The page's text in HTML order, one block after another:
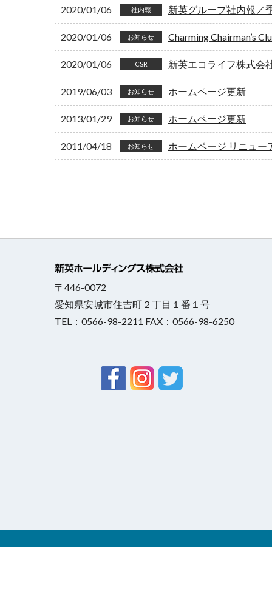
2020/01/06 社内報 新英グループ社内報
2020/01/06 お知らせ Charming Chairman’s
2020/01/06 CSR 新英エコライフ株式
2019/06/03 お知らせ ホームページ更新
2013/01/29 お知らせ ホームページ更新
2011/04/18 お知らせ ホームページ リニュー
〒446-0072
愛知県安城市住吉町２丁目１番１号
TEL：0566-98-2211 FAX：0566-98-6250